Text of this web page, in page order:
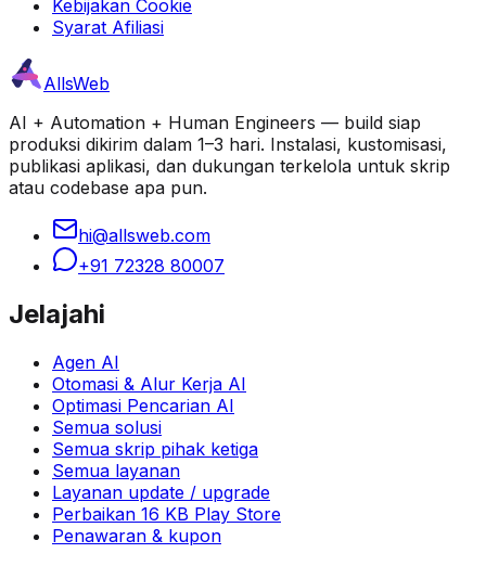
Kebijakan Cookie
Syarat Afiliasi
AllsWeb
AI + Automation + Human Engineers — build siap
produksi dikirim dalam 1–3 hari. Instalasi, kustomisasi,
publikasi aplikasi, dan dukungan terkelola untuk skrip
atau codebase apa pun.
hi@allsweb.com
+91 72328 80007
Jelajahi
Agen AI
Otomasi & Alur Kerja AI
Optimasi Pencarian AI
Semua solusi
Semua skrip pihak ketiga
Semua layanan
Layanan update / upgrade
Perbaikan 16 KB Play Store
Penawaran & kupon